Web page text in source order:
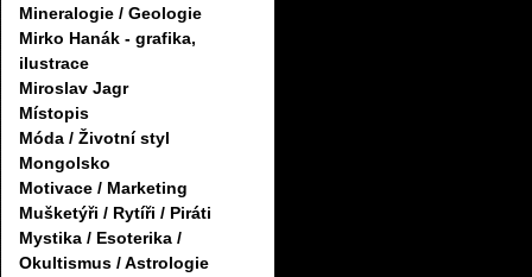
Mineralogie / Geologie
Mirko Hanák - grafika,
ilustrace
Miroslav Jagr
Místopis
Móda / Životní styl
Mongolsko
Motivace / Marketing
Mušketýři / Rytíři / Piráti
Mystika / Esoterika /
Okultismus / Astrologie